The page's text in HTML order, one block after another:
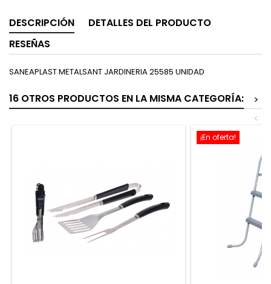
DESCRIPCIÓN
DETALLES DEL PRODUCTO
RESEÑAS
SANEAPLAST METALSANT JARDINERIA 25585 UNIDAD
16 OTROS PRODUCTOS EN LA MISMA CATEGORÍA:
>
<
¡En oferta!